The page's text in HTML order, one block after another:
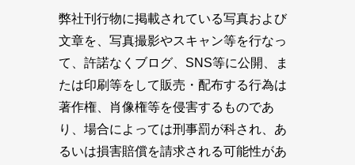
弊社刊行物に掲載されている写真および
文章を、写真撮影やスキャン等を行なっ
て、許諾なくブログ、SNS等に公開、ま
たは印刷等をして販売・配布する行為は
著作権、肖像権等を侵害するものであ
り、場合によっては刑事罰が科され、あ
るいは損害賠償を請求される可能性があ